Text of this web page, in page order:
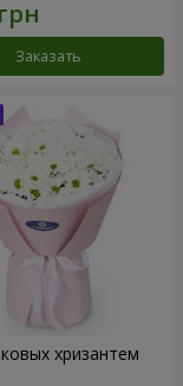
Заказать
хризантем